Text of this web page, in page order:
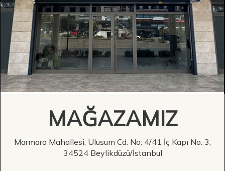
MAĞAZAMIZ
Marmara Mahallesi, Ulusum Cd. No: 4/41 İç Kapı No: 3,
34524 Beylikdüzü/İstanbul